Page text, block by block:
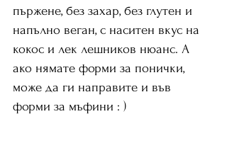
пържене, без захар, без глутен и
напълно веган, с наситен вкус на
кокос и лек лешников нюанс. А
ако нямате форми за понички,
може да ги направите и във
форми за мъфини : )